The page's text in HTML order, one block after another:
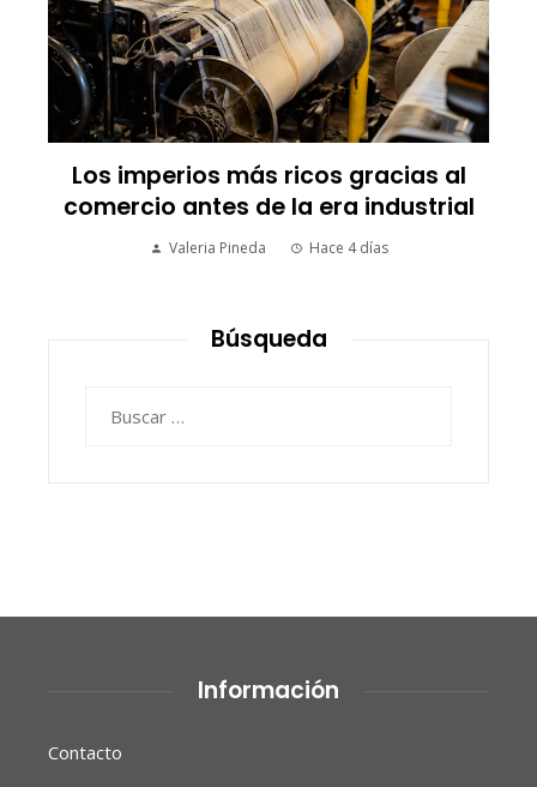
Las empresas que alcanzaron los
picos más altos en valor bursátil
histórico
Búsqueda
Información
Contacto